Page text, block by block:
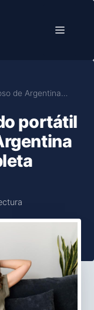
Menú
de Argentina…
portátil